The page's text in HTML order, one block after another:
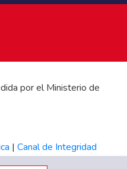
por el Ministerio de
| Canal de Integridad